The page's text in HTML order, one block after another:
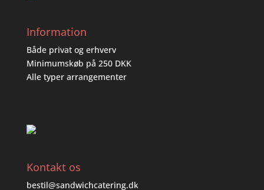
Information
Både privat og erhverv
Minimumskøb på 250 DKK
Alle typer arrangementer
Kontakt os
bestil@sandwichcatering.dk